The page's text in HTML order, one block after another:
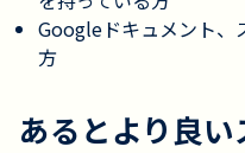
Googleドキュメント、
方
あるとより良